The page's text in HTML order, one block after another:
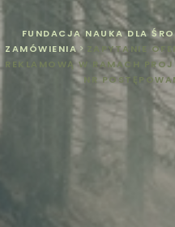
FUNDACJA NAUKA DLA
ZAMÓWIENIA>
ZAPYTANIE
REKLAMOWĄ W RAMACH
NR